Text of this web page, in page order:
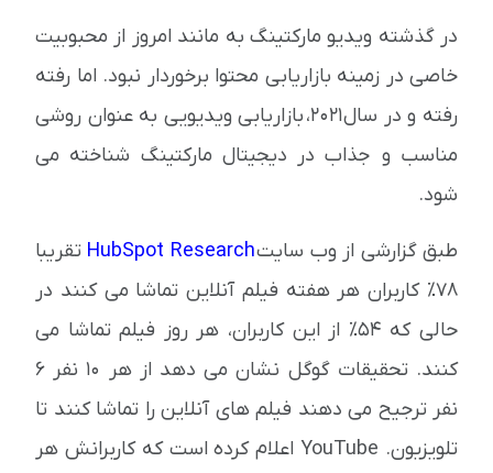
در گذشته ویدیو مارکتینگ به مانند امروز از محبوبیت
خاصی در زمینه بازاریابی محتوا برخوردار نبود. اما رفته
رفته و در سال 2021، بازاریابی ویدیویی به عنوان روشی
مناسب و جذاب در دیجیتال مارکتینگ شناخته می
شود.
طبق گزارشی از وب سایتHubSpot Research تقریبا
78٪ کاربران هر هفته فیلم آنلاین تماشا می کنند در
حالی که 54٪ از این کاربران، هر روز فیلم تماشا می
کنند. تحقیقات گوگل نشان می دهد از هر 10 نفر 6
نفر ترجیح می دهند فیلم های آنلاین را تماشا کنند تا
تلویزیون. YouTube اعلام کرده است که کاربرانش هر